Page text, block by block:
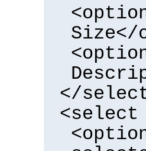
Size</
</
<select